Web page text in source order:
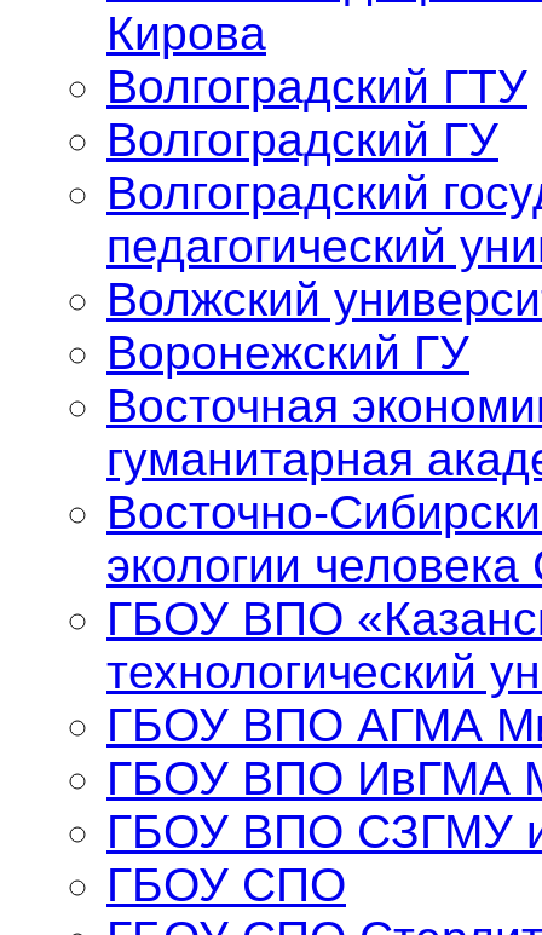
Кирова
Волгоградский ГТУ
Волгоградский ГУ
Волгоградский
педагогический
Волжский
Воронежский ГУ
Восточная
гуманитарная
Восточно-
экологии
ГБОУ ВПО
технологический
ГБОУ ВПО АГМА
ГБОУ ВПО ИвГМА
ГБОУ ВПО СЗГМУ
ГБОУ СПО